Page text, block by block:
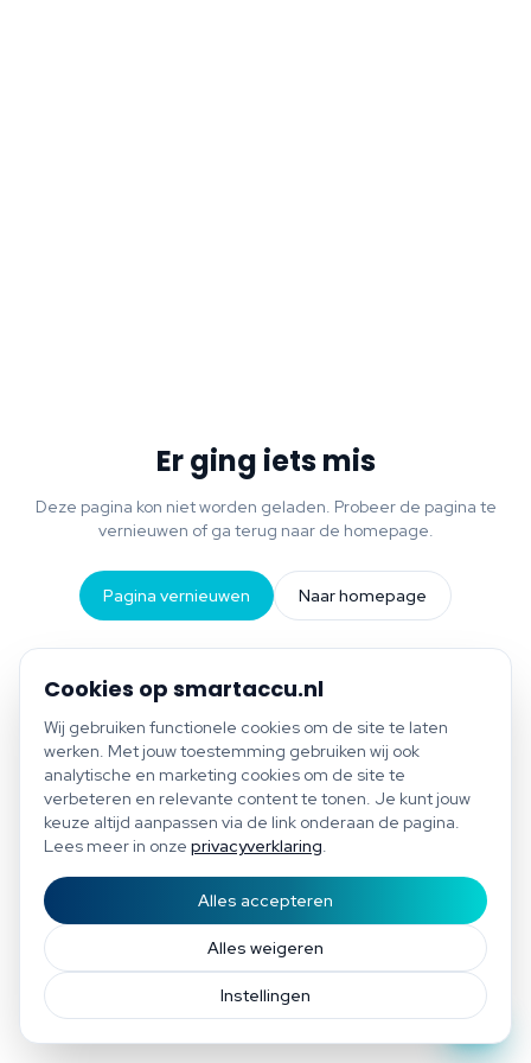
Bespaar tot €1.200 per jaar
Gratis scan of plan direct een afspraak
Cookies op smartaccu.nl
Wij gebruiken functionele cookies om de site te laten
werken. Met jouw toestemming gebruiken wij ook
analytische en marketing cookies om de site te
verbeteren en relevante content te tonen. Je kunt jouw
keuze altijd aanpassen via de link onderaan de pagina.
Lees meer in onze privacyverklaring.
Instellingen
Alles weigeren
Alles accepteren
Er ging iets mis
Deze pagina kon niet worden geladen. Probeer de pagina te
vernieuwen of ga terug naar de homepage.
Pagina vernieuwen Naar homepage